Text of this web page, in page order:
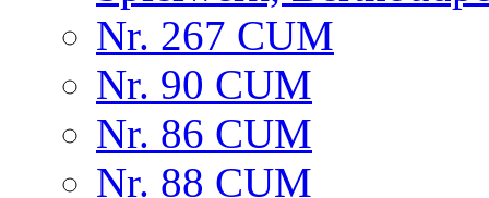
Nr. 267 CUM
Nr. 90 CUM
Nr. 86 CUM
Nr. 88 CUM